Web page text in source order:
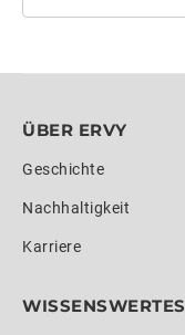
ÜBER ERVY
Geschichte
Nachhaltigkeit
Karriere
WISSENSWERTES